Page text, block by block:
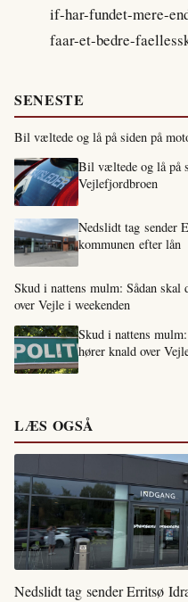
if-har-fundet-mere-
faar-et-bedre-
SENESTE
Bil væltede og lå på siden på
Bil væltede og lå på
Vejlefjordbroen
Nedslidt tag sender
kommunen efter lån
Skud i nattens mulm: Sådan
over Vejle i weekenden
Skud i nattens
hører knald over
LÆS OGSÅ
Nedslidt tag sender Erritsø